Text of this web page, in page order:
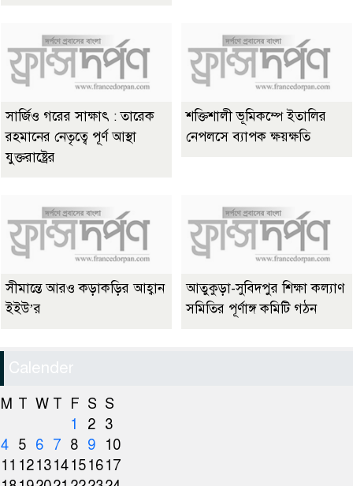
সার্জিও গরের সাক্ষাৎ : তারেক
রহমানের নেতৃত্বে পূর্ণ আস্থা
যুক্তরাষ্ট্রের
শক্তিশালী ভূমিকম্পে ইতালির
নেপলসে ব্যাপক ক্ষয়ক্ষতি
সীমান্তে আরও কড়াকড়ির আহ্বান
ইইউ’র
আতুকুড়া-সুবিদপুর শিক্ষা কল্যাণ
সমিতির পূর্ণাঙ্গ কমিটি গঠন
Calender
M T W T F S S
1
2 3
4 5 6 7 8 9
10
11 121314151617